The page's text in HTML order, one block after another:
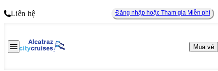
Liên hệ Đăng nhập hoặc Tham gia Miễn phí
Mua vé